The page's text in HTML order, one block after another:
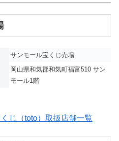
サンモール宝くじ売場
岡山県和気郡和気町福富510 サン
モール1階
じ（toto）取扱店舗一覧